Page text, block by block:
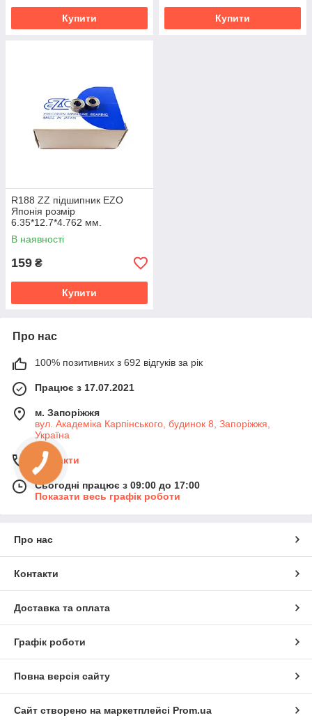
Купити Купити
R188 ZZ підшипник EZO
Японія розмір
6.35*12.7*4.762 мм.
В наявності
159 ₴
Купити
Про нас
100% позитивних з 692 відгуків за рік
Працює з 17.07.2021
м. Запоріжжя
вул. Академіка Карпінського, будинок 8, Запоріжжя,
Україна
Контакти
Сьогодні працює з 09:00 до 17:00
Показати весь графік роботи
Про нас
Контакти
Доставка та оплата
Графік роботи
Повна версія сайту
Сайт створено на маркетплейсі Prom.ua